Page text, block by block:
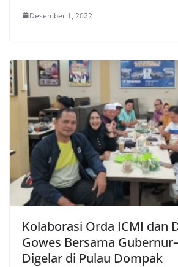
Desember 1, 2022
Kolaborasi Orda ICMI dan
Gowes Bersama
Digelar di Pulau Dompak